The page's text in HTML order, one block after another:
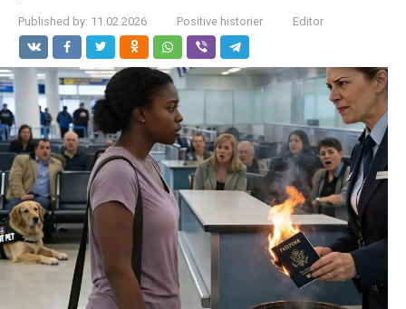
Published by: 11.02.2026 Positive historier Editor